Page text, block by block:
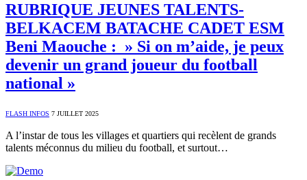
RUBRIQUE JEUNES TALENTS-
BELKACEM BATACHE CADET ESM
Beni Maouche : » Si on m’aide, je peux
devenir un grand joueur du football
national »
FLASH INFOS 7 JUILLET 2025
A l’instar de tous les villages et quartiers qui recèlent de grands
talents méconnus du milieu du football, et surtout…